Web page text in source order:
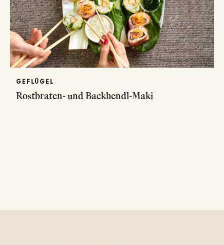
GEFLÜGEL
Rostbraten- und Backhendl-Maki